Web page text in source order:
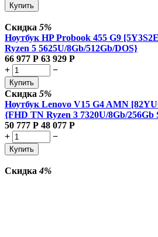
Купить
Скидка 5%
Ноутбук HP Probook 455 G9
Ryzen 5 5625U/8Gb/512Gb/DOS}
66 977 Р 63 929 Р
+
−
Купить
Скидка 5%
Ноутбук Lenovo V15 G4 AMN
{FHD TN Ryzen 3 7320U/8Gb/256Gb
50 777 Р 48 077 Р
+
−
Купить
Скидка4%